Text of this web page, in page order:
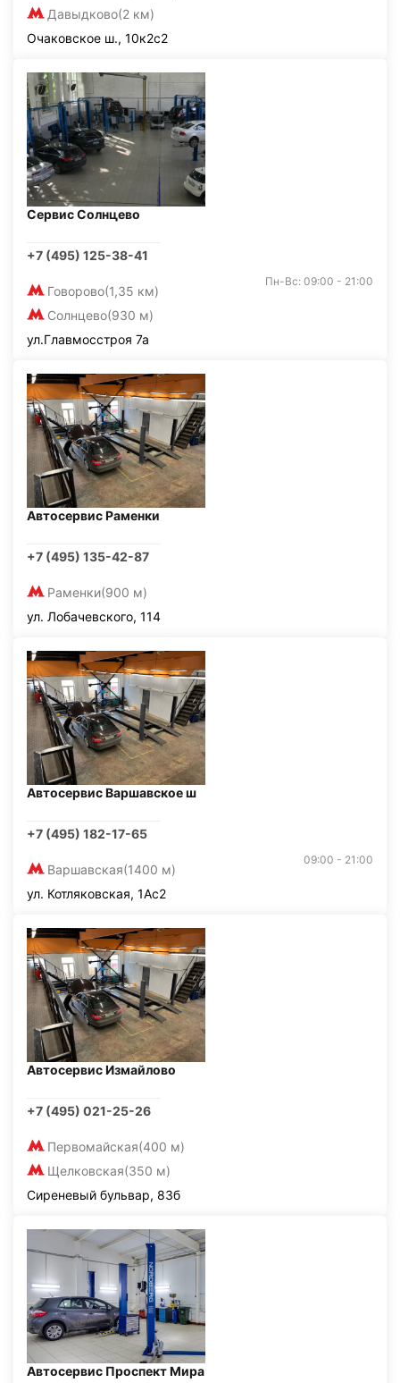
Давыдково(2 км)
Очаковское ш., 10к2с2
Сервис Солнцево
+7 (495) 125-38-41
Говорово(1,35 км)
Солнцево(930 м)
Пн-Вс: 09:00 - 21:00
ул.Главмосстроя 7а
Автосервис Раменки
+7 (495) 135-42-87
Раменки(900 м)
ул. Лобачевского, 114
Автосервис Варшавское ш
+7 (495) 182-17-65
Варшавская(1400 м)
09:00 - 21:00
ул. Котляковская, 1Ас2
Автосервис Измайлово
+7 (495) 021-25-26
Первомайская(400 м)
Щелковская(350 м)
Сиреневый бульвар, 83б
Автосервис Проспект Мира